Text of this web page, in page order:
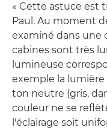
« Cette astuce est
Paul. Au moment
examiné dans une
cabines sont très
lumineuse
exemple la lumière
ton neutre (gris,
couleur ne se
l'éclairage soit